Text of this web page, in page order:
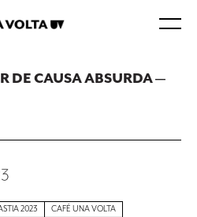
DE CAUSA ABSURDA —
2023 CAFÉ UNA VOLTA